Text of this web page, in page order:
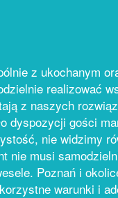
z ukochanym
realizować
z naszych
dyspozycji gości
nie widzimy
musi
Poznań i
warunki i